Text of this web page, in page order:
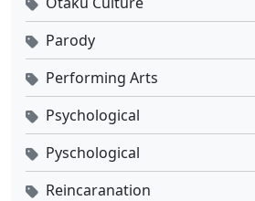
Parody
Performing Arts
Psychological
Pyschological
Reincaranation